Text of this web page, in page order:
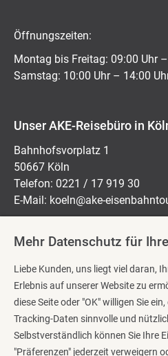
Öffnungszeiten:
Montag bis Freitag: 09:00 Uhr
Samstag: 10:00 Uhr – 14:00
Unser AKE-Reisebüro in
Bahnhofsvorplatz 1
50667 Köln
Telefon: 0221 / 17 919 30
E-Mail: koeln@ake-
Öffnungszeiten:
Montag bis Freitag: 10:00 Uhr
Samstag: 10:00 Uhr – 14:00
Reisekategorien
Mehr Datenschutz für
Liebe Kunden, uns liegt viel daran,
Erlebnis auf unserer Website zu
diese Seite oder "OK" willigen Sie
Tracking-Daten sinnvolle und
Selbstverständlich können Sie Ihre
"Präferenzen" jederzeit verweigern